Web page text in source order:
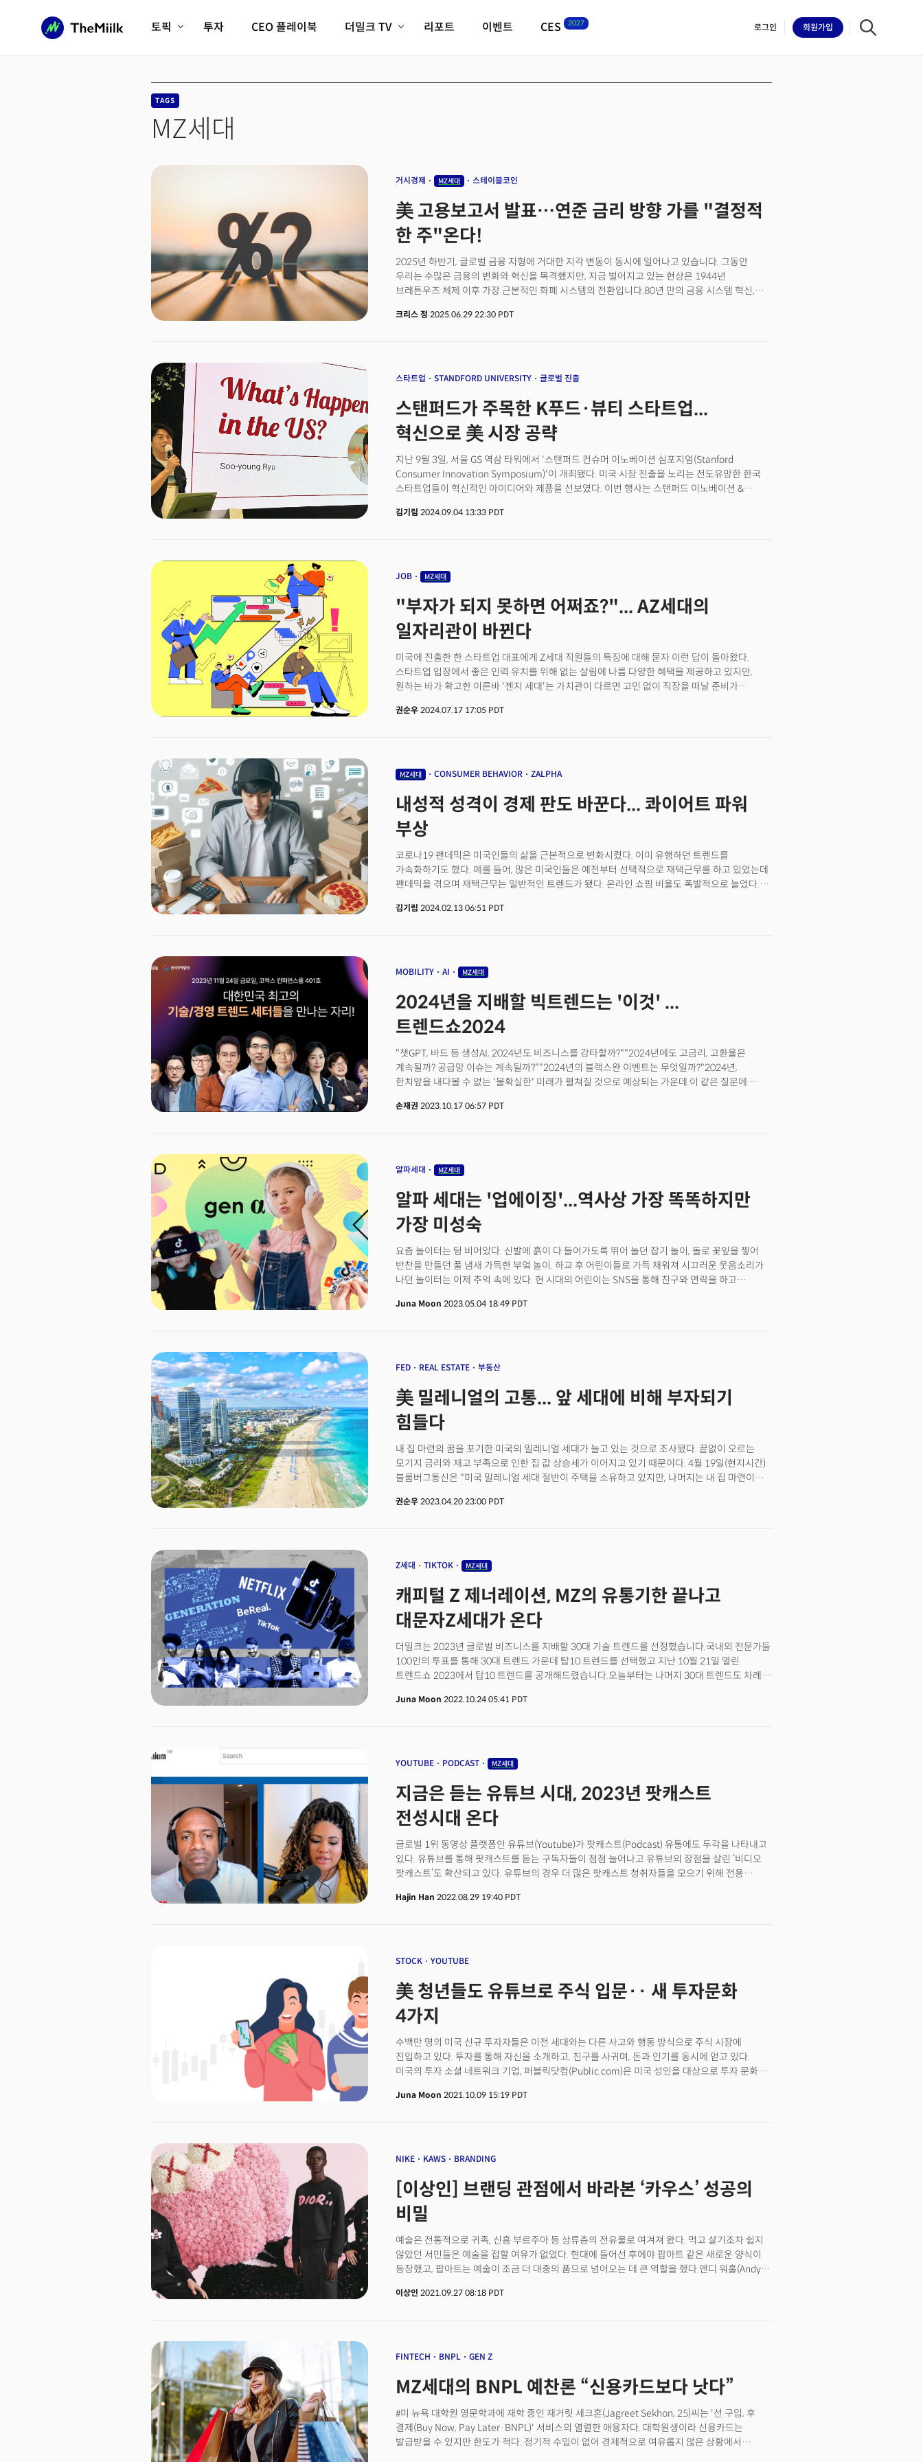
토픽
AX비즈니스혁명
디지털자산
미래 교육/직업
전체 기사 보기
투자 CEO 플레이북 더밀크 TV
더밀크 아카데미
리포트 이벤트 CES 2027 로그인 회원가입
TAGS
MZ세대
거시경제 MZ세대 스테이블코인
美 고용보고서 발표…연준 금리 방향 가를 "결정적
한 주"온다!
2025년 하반기, 글로벌 금융 지형에 거대한 지각 변동이 동시에 일어나고 있습니다. 그동안
우리는 수많은 금융의 변화와 혁신을 목격했지만, 지금 벌어지고 있는 현상은 1944년
브레튼우즈 체제 이후 가장 근본적인 화폐 시스템의 전환입니다.80년 만의 금융 시스템 혁신,
완전히 잘못된 관점입니다. 테더와 USDC 합쳐서 2000억 달러 규모에 달하는 이 시장은 이미
있습니다. 이들은 높은 수익률만 추구하는 것이 아니라 기존 금융 시스템의 자산 가격 거품에서
달러로 세계 최대 기업에 오른 것은 우연이 아닙니다. AI는 새로운 기술이 아니라 새로운 경제
시스템의 인프라이며, 젊은 투자자들이 찾는 대안자산과 스테이블코인의 디지털 금융망 모두 AI
컴퓨팅 파워를 기반으로 합니다하지만 이 그림에 균열이 생기고 있습니다. 미국 1분기 소비자
단순한 지표 악화가 아닙니다. 소비가 GDP의 70%를 차지하는 미국에서 이는 달러 패권과
기술주 랠리, 대안자산 붐을 뒷받침하는 근본 동력의 약화를 의미합니다.결국 우리가 마주하고
있는 것은 역설입니다.미국 주도의 디지털 금융 질서가 완성되어 가는 바로 그 순간, 그 질서를
떠받치는 미국 경제 자체에 경고등이 켜지고 있는 것이죠.
크리스 정 2025.06.29 22:30 PDT
스타트업 STANDFORD UNIVERSITY 글로벌 진출
스탠퍼드가 주목한 K푸드·뷰티 스타트업...
혁신으로 美 시장 공략
지난 9월 3일, 서울 GS 역삼 타워에서 '스탠퍼드 컨슈머 이노베이션 심포지엄(Stanford
Consumer Innovation Symposium)'이 개최됐다. 미국 시장 진출을 노리는 전도유망한 한국
스타트업들이 혁신적인 아이디어와 제품을 선보였다. 이번 행사는 스탠퍼드 이노베이션 &
네트워킹 세션으로 구성됐다. 스탠퍼드 연구진들과 학생들, 졸업생, 미국 진출을 앞두고 있는 K-
경험을 나눴다. 그는 지난 4월 스탠퍼드 대학교를 방문해 'K-푸드 강연'을 선보인 바 있다.
김기림 2024.09.04 13:33 PDT
JOB MZ세대
"부자가 되지 못하면 어쩌죠?"... AZ세대의
일자리관이 바뀐다
미국에 진출한 한 스타트업 대표에게 Z세대 직원들의 특징에 대해 묻자 이런 답이 돌아왔다.
스타트업 입장에서 좋은 인력 유치를 위해 없는 살림에 나름 다양한 혜택을 제공하고 있지만,
원하는 바가 확고한 이른바 '젠지 세대'는 가치관이 다르면 고민 없이 직장을 떠날 준비가
직원들에게 꽤 높은 연봉을 지급하지만 상대적으로 더 높은 연봉과 혜택, 그리고 경력을 쌓을 수
겪고 있다"라고 설명했다. 젠지세대(1990년 중후반 ~ 2010년 초 출생)가 새로운 기업 문화를
대신 원격 근무로 전환하면서 '고립감'과 '외로움'을 경험한 세대다. 팬데믹이 끝난 이후에는 앞선
밀레니얼 세대(1980년대 초반 ~1990년대 중반 출생)와 이른바 'MZ 갈등'을 빚고 있다. 같은
업무에 있어서도 일을 대하는 방식이나 중간 관리자가 된 M세대의 '젊은 꼰대' 사고방식과
독특한 방식으로 기업의 정책과 조직 문화 변화에 영향력을 미치고 있다"고 분석했다. 자신만의
우선순위를 내세우다보니 기업 문화 전체에 변화를 가져다주고 모든 세대의 직원들이 영향을
받다는 것. 이른바 '젠지효과'다. 이렇게 Z세대가 영향력을 발휘할 수 있는 이유는 '인재'가
부족하기 때문이다. Z세대 인재들을 유치하기 위해 기업이 바뀌고 있다. 포브스는 "기업이 이
"결론적으로 Z세대의 요구사항을 수용하는 기업일수록 성장 가능성이 높다"고 분석했다.
권순우2024.07.17 17:05 PDT
MZ세대 CONSUMER BEHAVIOR ZALPHA
내성적 성격이 경제 판도 바꾼다... 콰이어트 파워
부상
코로나19 팬데믹은 미국인들의 삶을 근본적으로 변화시켰다. 이미 유행하던 트렌드를
가속화하기도 했다. 예를 들어, 많은 미국인들은 예전부터 선택적으로 재택근무를 하고 있었는데
팬데믹을 겪으며 재택근무는 일반적인 트렌드가 됐다. 온라인 쇼핑 비율도 폭발적으로 늘었다.
쇼핑 기간인 '블랙 프라이데이'에 온라인 매출은 사상 최대치를 기록했다. 어도비의 마케팅
2022년 대비 5.5% 늘었다. 코로나 팬데믹이 미국에 미친 또 다른 영향은 '내향성 경제(Introvert
맨해튼 연구소의 선임 연구원이자 블룸버그의 오피니언 칼럼리스트인 엘리슨 슈라거( Allison
Schrager)는 기고문을 통해 최근 미국 경제에서 보여지는 주요 특징인 내향적 성격의 사람들이
이끄는 경제에 대해 다뤘다. 슈라거는 "지난 2023년은 낮에 사무실에서 열리는 파티가 많았던
성인이 된 청년들은 외출을 하더라도 그 시간대가 더 빨라졌다"고 설명했다. 외출을 좋아하고
외부 쇼핑몰에서 소비 씀씀이가 크고 사람이 많은 파티를 좋아하는 '외향적' 성격이 경제를
주도하는 것으로 인식됐다. 하지만 코로나 팬데믹에 이어 고물가 고금리 시대를 통과하면서
사람들 성격이 '내향적'으로 바뀌는 계기가 됐다. 이렇게 내향성 성격이 늘어나는 경제의 특징은
김기림 2024.02.13 06:51 PDT
MOBILITY AI MZ세대
2024년을 지배할 빅트렌드는 '이것' ...
트렌드쇼2024
"챗GPT, 바드 등 생성AI, 2024년도 비즈니스를 강타할까?""2024년에도 고금리, 고환율은
계속될까? 공급망 이슈는 계속될까?""2024년의 블랙스완 이벤트는 무엇일까?"2024년,
한치앞을 내다볼 수 없는 '불확실한' 미래가 펼쳐질 것으로 예상되는 가운데 이 같은 질문에
함께 내년 테크, 경영 트렌드를 분석, 전망하는 '트렌드쇼 2024'를 개최한다고 밝혔다.
손재권 2023.10.17 06:57 PDT
알파세대 MZ세대
알파 세대는 '업에이징'...역사상 가장 똑똑하지만
가장 미성숙
요즘 놀이터는 텅 비어있다. 신발에 흙이 다 들어가도록 뛰어 놀던 잡기 놀이, 돌로 꽃잎을 찧어
반찬을 만들던 풀 냄새 가득한 부엌 놀이. 하교 후 어린이들로 가득 채워져 시끄러운 웃음소리가
나던 놀이터는 이제 추억 속에 있다. 현 시대의 어린이는 SNS을 통해 친구와 연락을 하고
아이패드가 출시된 해(2010년)부터 2020년대 중반까지 태어난 세대를 말한다. 가장 나이가 많은
세대다. Z세대에 이은 두 번째 디지털 네이티브 세대로 알파세대는 Z세대보다 디지털 기술과
(GenA, Generation Alpha)의 특징 4가지를 분석했다. 또 이 새대를 사로잡을 수 있는 마케팅
전략 3가지도 소개한다. 먼저, 알파세대는 왜 '알파' 라고 붙였을까?
Juna Moon 2023.05.04 18:49 PDT
FED REAL ESTATE 부동산
美 밀레니얼의 고통... 앞 세대에 비해 부자되기
힘들다
내 집 마련의 꿈을 포기한 미국의 밀레니얼 세대가 늘고 있는 것으로 조사됐다. 끝없이 오르는
모기지 금리와 재고 부족으로 인한 집 값 상승세가 이어지고 있기 때문이다. 4월 19일(현지시간)
블룸버그통신은 "미국 밀레니얼 세대 절반이 주택을 소유하고 있지만, 나머지는 내 집 마련이
지난 2022년 51.5%를 기록, 처음으로 절반을 넘어섰다. 그러나 집을 구입하지 않은 밀레니얼
모기지 비용을 감당할 수 없기 때문에 당장 주택을 구입할 여력이 없는 것으로 조사됐다.설문에
18%만이 1만 달러 미만을 보유하고 있다고 응답했다. 특히 약 42%의 응답자가 주택을
구입하는데 가장 큰 장애물로 '신용 불량'을 꼽았다. 신용불량 상태의 밀레니얼 세대가 많다는
의미다. 이 수치는 지난 2018년 39%에서 증가한 것이다. 블룸버그는 "1981년에서 1996년
가격, 그리고 이자율과 인플레이션 상승으로 인해 다른 세대와 비교해 부의 측면에서 뒤처지고
있다"라고 분석했다. 실제 2022년 같은 데이터에 따르면 밀레니얼 세대 절반은 월급으로만
생활하고 있으며, 주식을 소유하지 못했고, 대부분이 학자금 부채를 갖고 있는 것으로 조사됐다.
권순우2023.04.20 23:00 PDT
Z세대 TIKTOK MZ세대
캐피털 Z 제너레이션, MZ의 유통기한 끝나고
대문자Z세대가 온다
더밀크는 2023년 글로벌 비즈니스를 지배할 30대 기술 트렌드를 선정했습니다.국내외 전문가들
100인의 투표를 통해 30대 트렌드 가운데 탑10 트렌드를 선택했고 지난 10월 21일 열린
트렌드쇼 2023에서 탑10 트렌드를 공개해드렸습니다.오늘부터는 나머지 30대 트렌드도 차례
입니다.
Juna Moon 2022.10.24 05:41 PDT
YOUTUBE PODCAST MZ세대
지금은 듣는 유튜브 시대, 2023년 팟캐스트
전성시대 온다
글로벌 1위 동영상 플랫폼인 유튜브(Youtube)가 팟캐스트(Podcast) 유통에도 두각을 나타내고
있다. 유튜브를 통해 팟캐스트를 듣는 구독자들이 점점 늘어나고 유튜브의 장점을 살린 ‘비디오
팟캐스트’도 확산되고 있다. 유튜브의 경우 더 많은 팟캐스트 청취자들을 모으기 위해 전용
스트리밍 플랫폼도 팟캐스트 비즈니스를 강화하고 있고 메간 마켈 등 유명인들도 이 시장에
Hajin Han 2022.08.29 19:40 PDT
STOCK YOUTUBE
美 청년들도 유튜브로 주식 입문·· 새 투자문화
4가지
수백만 명의 미국 신규 투자자들은 이전 세대와는 다른 사고와 행동 방식으로 주식 시장에
진입하고 있다. 투자를 통해 자신을 소개하고, 친구를 사귀며, 돈과 인기를 동시에 얻고 있다.
미국의 투자 소셜 네트워크 기업, 퍼블릭닷컴(Public.com)은 미국 성인을 대상으로 투자 문화에
투자 문화 4가지를 발견했다.
Juna Moon 2021.10.09 15:19 PDT
NIKE KAWS BRANDING
[이상인] 브랜딩 관점에서 바라본 ‘카우스’ 성공의
비밀
예술은 전통적으로 귀족, 신흥 부르주아 등 상류층의 전유물로 여겨져 왔다. 먹고 살기조차 쉽지
않았던 서민들은 예술을 접할 여유가 없었다. 현대에 들어선 후에야 팝아트 같은 새로운 양식이
등장했고, 팝아트는 예술이 조금 더 대중의 품으로 넘어오는 데 큰 역할을 했다.앤디 워홀(Andy
(작품)을 만드는 대신 실크스크린이나 사진 프린팅처럼 상대적으로 빠르고 쉽게 만들 수 있는
많이 사용하는 지하철이나 버스 정거장, 공원, 병원 등의 벽에 작품을 그려 대중의 마음을 훔쳤다.
즐거움을 선사했다.그리고 최근 앤디 워홀이나 바스키아 보다 예술의 민주화를 선도하고 있다는
평가를 받는 팝 아티스트가 등장했는데, 그의 이름이 바로 카우스(Kaws)다. 특히 세계적으로 큰
흥행을 이끌어 낸, 홀리데이(Kaws: Holiday) 전시 시리즈, 나이키, 크리스천 디올과 펼쳤던
콜라보레이션 등은 젊은 층의 절대적 지지를 이끌어 내며 그를 현대 팝아트씬의 아이콘으로
만들었다. 카우스의 어떠한 점들이 그를 21세기 가장 핫한 아티스트로 만든 것일까? 그 이유를
이상인 2021.09.27 08:18 PDT
FINTECH BNPL GEN Z
MZ세대의 BNPL 예찬론 “신용카드보다 낫다”
#미 뉴욕 대학원 영문학과에 재학 중인 재거릿 세크혼(Jagreet Sekhon, 25)씨는 '선 구입, 후
결제(Buy Now, Pay Later·BNPL)' 서비스의 열렬한 애용자다. 대학원생이라 신용카드는
발급받을 수 있지만 한도가 적다. 정기적 수입이 없어 경제적으로 여유롭지 않은 상황에서